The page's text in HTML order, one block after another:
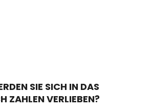
SIE SICH IN DAS
ZAHLEN VERLIEBEN?